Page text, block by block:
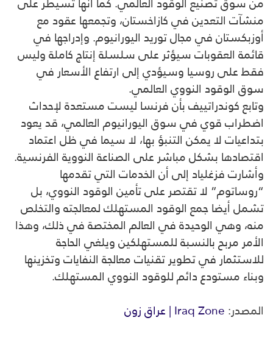
منشآت التعدين في كازاخستان، وتجمعها عقود مع
أوزبكستان في مجال توريد اليورانيوم. وإدراجها في
قائمة العقوبات سيؤثر على سلسلة إنتاج كاملة وليس
فقط على روسيا وسيؤدي إلى ارتفاع الأسعار في
سوق الوقود النووي العالمي.
وتابع كوندراتييف بأن فرنسا ليست مستعدة لإحداث
اضطراب قوي في سوق اليورانيوم العالمي، قد يعود
بتداعيات لا يمكن التنبؤ بها، لا سيما في ظل اعتماد
اقتصادها بشكل مباشر على الصناعة النووية الفرنسية.
وأشارت فزغلياد إلى أن الخدمات التي تقدمها
“روساتوم” لا تقتصر على تأمين الوقود النووي، بل
تشمل أيضا جمع الوقود المستهلك لمعالجته والتخلص
منه، وهي الوحيدة في العالم المختصة في ذلك، وهذا
الأمر مربح بالنسبة للمستهلكين ويلغي الحاجة
للاستثمار في تطوير تقنيات معالجة النفايات وتخزينها
وبناء مستودع دائم للوقود النووي المستهلك.
المصدر:Iraq Zone | عراق زون